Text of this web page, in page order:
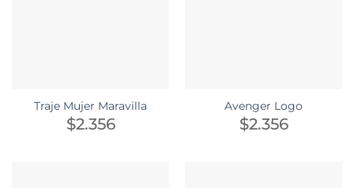
Traje Mujer Maravilla
$2.356
Avenger Logo
$2.356